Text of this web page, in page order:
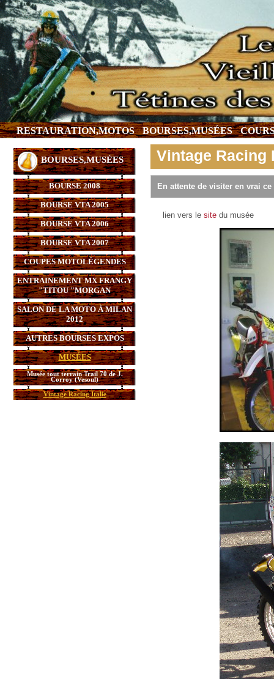
RESTAURATION,MOTOS BOURSES,MUSÉES
BOURSES,MUSÉES
BOURSE 2008
BOURSE VTA 2005
BOURSE VTA 2006
BOURSE VTA 2007
COUPES MOTOLÉGENDES
ENTRAINEMENT MX FRANGY
"TITOU "MORGAN
SALON DE LA MOTO À MILAN
2012
AUTRES BOURSES EXPOS
MUSÉES
Musée tout terrain Trail 70 de J.
Corroy (Vesoul)
Vintage Racing Italie
Vintage Racing
En attente de visiter en vrai
lien vers le site du musée